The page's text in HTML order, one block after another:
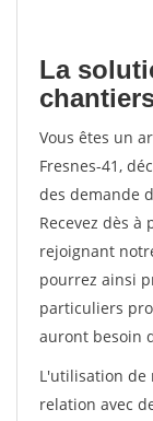
La
Vous êtes un
Fresnes-41,
des demande
Recevez dès
rejoignant
pourrez ainsi
particuliers
auront besoin
L'utilisation de
relation avec